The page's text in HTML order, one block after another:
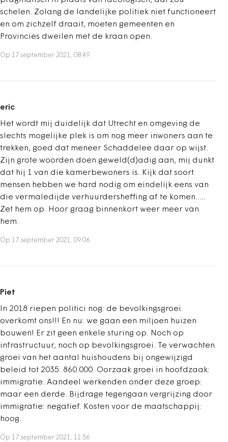
schelen. Zolang de landelijke politiek niet functioneert
en om zichzelf draait, moeten gemeenten en
Provincies dweilen met de kraan open.
Op 17 september 2021, 08:49
eric
Het wordt mij duidelijk dat Utrecht en omgeving de
slechts mogelijke plek is om nog meer inwoners aan te
trekken, goed dat meneer Schaddelee daar op wijst.
Zijn grote woorden doen geweld(d)adig aan, mij dunkt
dat hij 1 van die kamerbewoners is. Kijk dat soort
mensen hebben we hard nodig om eindelijk eens van
die vermaledijde verhuurdersheffing af te komen.....
Zet hem op. Hoor graag binnenkort weer meer van
hem.
Op 17 september 2021, 09:06
Piet
In 2018 riepen politici nog: de bevolkingsgroei
overkomt ons!!! En nu: we gaan een miljoen huizen
bouwen! Er zit geen enkele sturing op. Noch op
infrastructuur, noch op bevolkingsgroei. Te verwachten
groei van het aantal huishoudens bij ongewijzigd
beleid tot 2035: 860.000. Oorzaak groei in hoofdzaak:
immigratie. Aandeel werkenden onder deze groep:
maar een derde. Bijdrage tegengaan vergrijzing door
immigratie: negatief. Kosten voor de maatschappij:
hoog.
Op 17 september 2021, 11:56